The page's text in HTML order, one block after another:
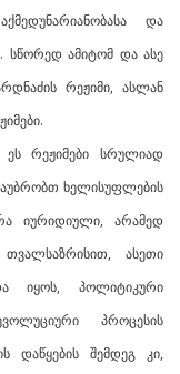
და
სწორედ ამიტომ და ასე
რეჟიმი, ასლან
სრულიად
ხელისუფლების
იურიდიული, არამედ
ასეთი
იყოს, პოლიტიკური
პროცესის
დაწყების შემდეგ კი,